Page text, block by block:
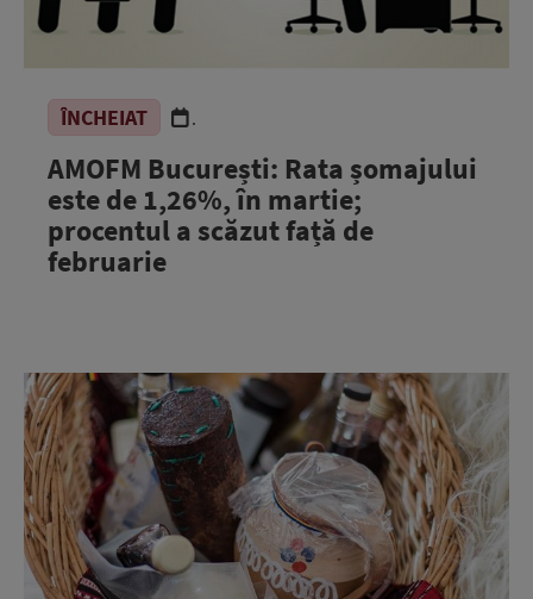
ÎNCHEIAT .
AMOFM București: Rata șomajului
este de 1,26%, în martie;
procentul a scăzut față de
februarie